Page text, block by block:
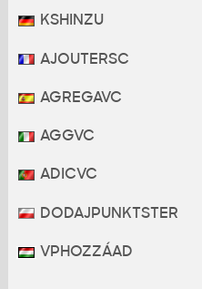
KSHINZU
AJOUTERSC
AGREGAVC
AGGVC
ADICVC
DODAJPUNKTSTER
VPHOZZÁAD